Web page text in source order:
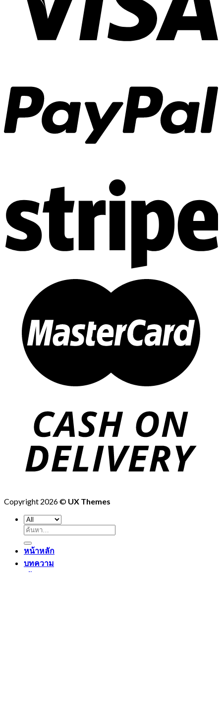
Copyright 2026 © UX Themes
ค้นหา:
หน้าหลัก
บทความ
เข้าสู่ระบบ